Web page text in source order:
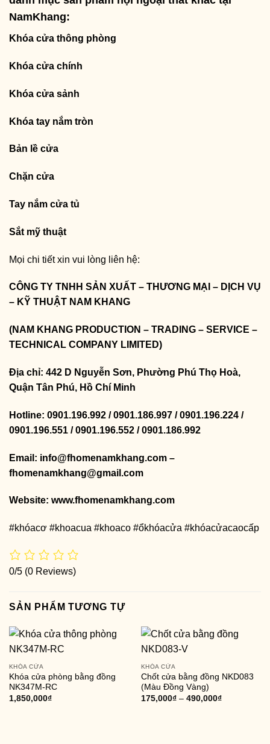
NamKhang:
Khóa cửa thông phòng
Khóa cửa chính
Khóa cửa sảnh
Khóa tay nắm tròn
Bản lề cửa
Chặn cửa
Tay nắm cửa tủ
Sắt mỹ thuật
Mọi chi tiết xin vui lòng liên hệ:
CÔNG TY TNHH SẢN XUẤT – THƯƠNG MẠI – DỊCH VỤ
– KỸ THUẬT NAM KHANG
(NAM KHANG PRODUCTION – TRADING – SERVICE –
TECHNICAL COMPANY LIMITED)
Địa chỉ: 442 D Nguyễn Sơn, Phường Phú Thọ Hoà,
Quận Tân Phú, Hồ Chí Minh
Hotline: 0901.196.992 / 0901.186.997 / 0901.196.224 /
0901.196.551 / 0901.196.552 / 0901.186.992
Email: info@fhomenamkhang.com –
fhomenamkhang@gmail.com
Website: www.fhomenamkhang.com
#khóacơ #khoacua #khoaco #ổkhóacửa #khóacửacaocấp
0/5 (0 Reviews)
SẢN PHẨM TƯƠNG TỰ
KHÓA CỬA
Khóa cửa phòng bằng đồng
NK347M-RC
1,850,000₫
KHÓA CỬA
Chốt cửa bằng đồng NKD083
(Màu Đồng Vàng)
175,000₫– 490,000₫